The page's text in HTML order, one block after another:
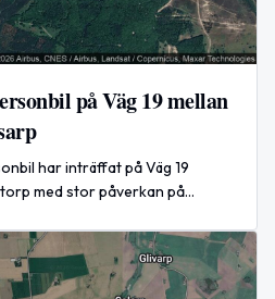
på Väg 19 mellan
har inträffat på Väg 19
med stor påverkan på